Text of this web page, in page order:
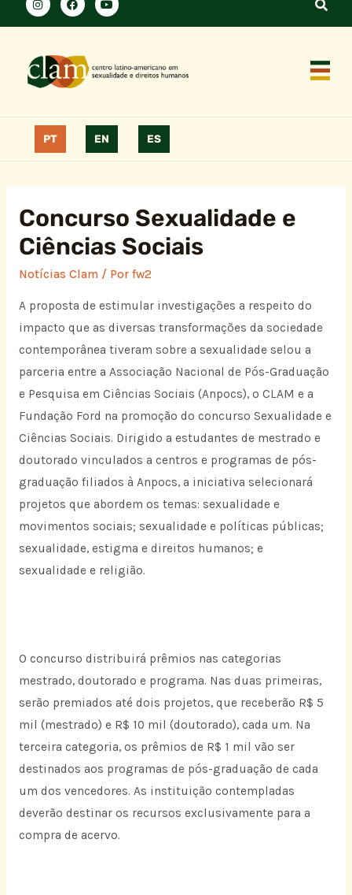
PT EN ES
Concurso Sexualidade e
Ciências Sociais
Notícias Clam/ Por fw2
A proposta de estimular investigações a respeito do
impacto que as diversas transformações da sociedade
contemporânea tiveram sobre a sexualidade selou a
parceria entre a Associação Nacional de Pós-Graduação
e Pesquisa em Ciências Sociais (Anpocs), o CLAM e a
Fundação Ford na promoção do concurso Sexualidade e
Ciências Sociais. Dirigido a estudantes de mestrado e
doutorado vinculados a centros e programas de pós-
graduação filiados à Anpocs, a iniciativa selecionará
projetos que abordem os temas: sexualidade e
movimentos sociais; sexualidade e políticas públicas;
sexualidade, estigma e direitos humanos; e
sexualidade e religião.
O concurso distribuirá prêmios nas categorias
mestrado, doutorado e programa. Nas duas primeiras,
serão premiados até dois projetos, que receberão R$ 5
mil (mestrado) e R$ 10 mil (doutorado), cada um. Na
terceira categoria, os prêmios de R$ 1 mil vão ser
destinados aos programas de pós-graduação de cada
um dos vencedores. As instituição contempladas
deverão destinar os recursos exclusivamente para a
compra de acervo.